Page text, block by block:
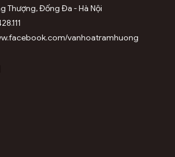
Thượng, Đống Đa - Hà Nội
vanhoatramhuong